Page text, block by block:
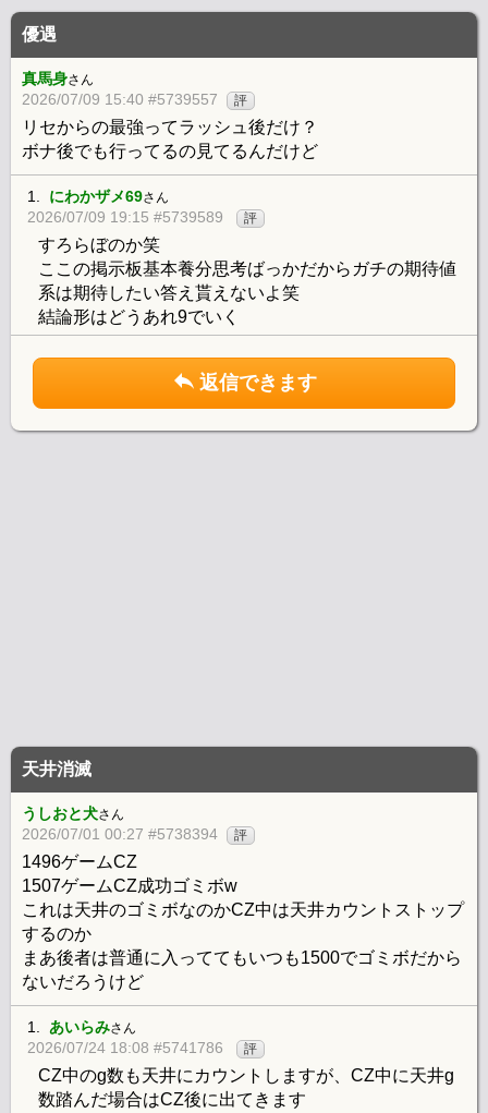
優遇
真馬身さん
2026/07/09 15:40 #5739557 評
リセからの最強ってラッシュ後だけ？
ボナ後でも行ってるの見てるんだけど
1. にわかザメ69さん
2026/07/09 19:15 #5739589 評
すろらぼのか笑
ここの掲示板基本養分思考ばっかだからガチの期待値
系は期待したい答え貰えないよ笑
結論形はどうあれ9でいく
返信できます
天井消滅
うしおと犬さん
2026/07/01 00:27 #5738394 評
1496ゲームCZ
1507ゲームCZ成功ゴミボw
これは天井のゴミボなのかCZ中は天井カウントストップ
するのか
まあ後者は普通に入っててもいつも1500でゴミボだから
ないだろうけど
1. あいらみさん
2026/07/24 18:08 #5741786 評
CZ中のg数も天井にカウントしますが、CZ中に天井g
数踏んだ場合はCZ後に出てきます